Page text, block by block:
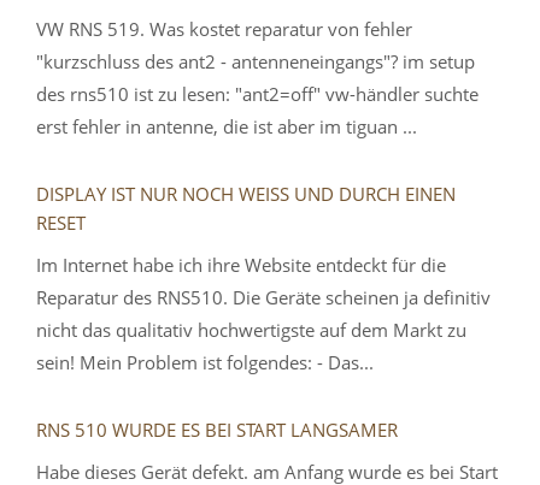
VW RNS 519. Was kostet reparatur von fehler
"kurzschluss des ant2 - antenneneingangs"? im setup
des rns510 ist zu lesen: "ant2=off" vw-händler suchte
erst fehler in antenne, die ist aber im tiguan ...
DISPLAY IST NUR NOCH WEISS UND DURCH EINEN
RESET
Im Internet habe ich ihre Website entdeckt für die
Reparatur des RNS510. Die Geräte scheinen ja definitiv
nicht das qualitativ hochwertigste auf dem Markt zu
sein! Mein Problem ist folgendes: - Das...
RNS 510 WURDE ES BEI START LANGSAMER
Habe dieses Gerät defekt. am Anfang wurde es bei Start